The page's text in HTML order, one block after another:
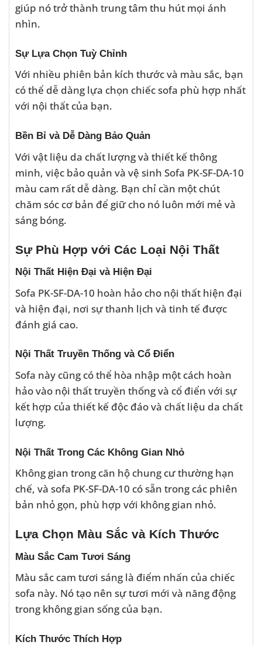
giúp nó trở thành trung tâm thu hút mọi ánh
nhìn.
Sự Lựa Chọn Tuỳ Chỉnh
Với nhiều phiên bản kích thước và màu sắc, bạn
có thể dễ dàng lựa chọn chiếc sofa phù hợp nhất
với nội thất của bạn.
Bền Bỉ và Dễ Dàng Bảo Quản
Với vật liệu da chất lượng và thiết kế thông
minh, việc bảo quản và vệ sinh Sofa PK-SF-DA-10
màu cam rất dễ dàng. Bạn chỉ cần một chút
chăm sóc cơ bản để giữ cho nó luôn mới mẻ và
sáng bóng.
Sự Phù Hợp với Các Loại Nội Thất
Nội Thất Hiện Đại và Hiện Đại
Sofa PK-SF-DA-10 hoàn hảo cho nội thất hiện đại
và hiện đại, nơi sự thanh lịch và tinh tế được
đánh giá cao.
Nội Thất Truyền Thống và Cổ Điển
Sofa này cũng có thể hòa nhập một cách hoàn
hảo vào nội thất truyền thống và cổ điển với sự
kết hợp của thiết kế độc đáo và chất liệu da chất
lượng.
Nội Thất Trong Các Không Gian Nhỏ
Không gian trong căn hộ chung cư thường hạn
chế, và sofa PK-SF-DA-10 có sẵn trong các phiên
bản nhỏ gọn, phù hợp với không gian nhỏ.
Lựa Chọn Màu Sắc và Kích Thước
Màu Sắc Cam Tươi Sáng
Màu sắc cam tươi sáng là điểm nhấn của chiếc
sofa này. Nó tạo nên sự tươi mới và năng động
trong không gian sống của bạn.
Kích Thước Thích Hợp